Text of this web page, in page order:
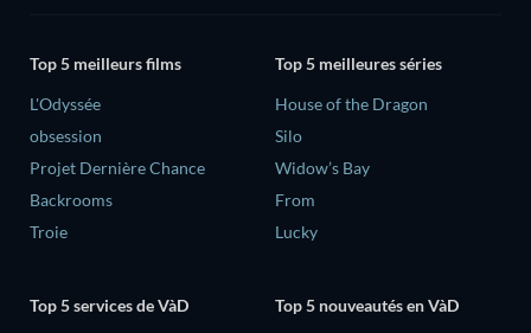
Top 5 meilleurs films
L'Odyssée
obsession
Projet Dernière Chance
Backrooms
Troie
Top 5 meilleures séries
House of the Dragon
Silo
Widow’s Bay
From
Lucky
Top 5 services de VàD
Top 5 nouveautés en VàD